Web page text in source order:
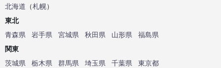
北海道 （札幌）
東北
青森県
岩手県 宮城県 秋田県 山形県
福島県
関東
茨城県
栃木県 群馬県 埼玉県 千葉県
東京都